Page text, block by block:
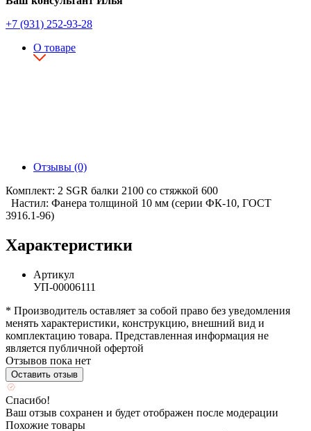
+7 (931) 252-93-28
О товаре
Отзывы (0)
Комплект: 2 SGR балки 2100 со стяжкой 600
Настил: Фанера толщиной 10 мм (серии ФК-10, ГОСТ
3916.1-96)
Характеристики
Артикул
УП-00006111
* Производитель оставляет за собой право без уведомления
менять характеристики, конструкцию, внешний вид и
комплектацию товара. Представленная информация не
является публичной офертой
Отзывов пока нет
Оставить отзыв
Спасибо!
Ваш отзыв сохранен и будет отображен после модерации
Похожие товары